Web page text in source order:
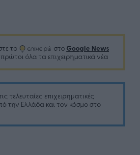
το στο Google News
όλα τα επιχειρηματικά νέα
τελευταίες επιχειρηματικές
την Ελλάδα και τον κόσμο στο